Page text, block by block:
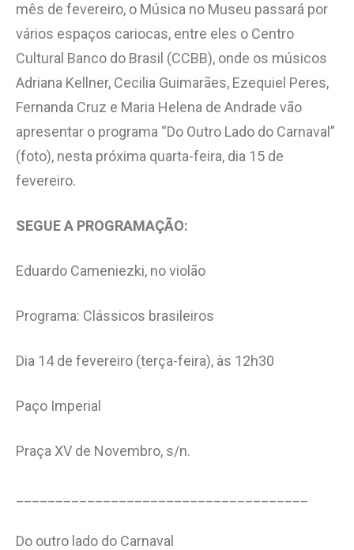
mês de fevereiro, o Música no Museu passará por
vários espaços cariocas, entre eles o Centro
Cultural Banco do Brasil (CCBB), onde os músicos
Adriana Kellner, Cecilia Guimarães, Ezequiel Peres,
Fernanda Cruz e Maria Helena de Andrade vão
apresentar o programa “Do Outro Lado do Carnaval”
(foto), nesta próxima quarta-feira, dia 15 de
fevereiro.
SEGUE A PROGRAMAÇÃO:
Eduardo Cameniezki, no violão
Programa: Clássicos brasileiros
Dia 14 de fevereiro (terça-feira), às 12h30
Paço Imperial
Praça XV de Novembro, s/n.
Do outro lado do Carnaval